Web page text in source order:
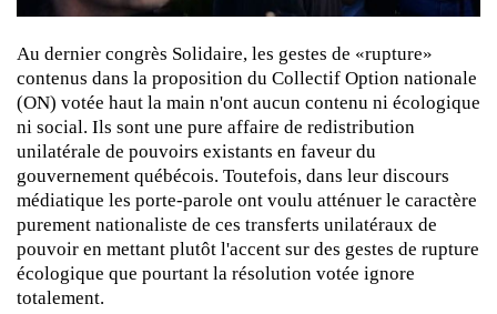
Au dernier congrès Solidaire, les gestes de «rupture»
contenus dans la proposition du Collectif Option nationale
(ON) votée haut la main n'ont aucun contenu ni écologique
ni social. Ils sont une pure affaire de redistribution
unilatérale de pouvoirs existants en faveur du
gouvernement québécois. Toutefois, dans leur discours
médiatique les porte-parole ont voulu atténuer le caractère
purement nationaliste de ces transferts unilatéraux de
pouvoir en mettant plutôt l'accent sur des gestes de rupture
écologique que pourtant la résolution votée ignore
totalement.